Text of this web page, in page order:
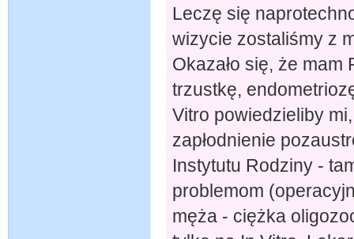
Leczę się
wizycie zostaliśmy z
Okazało się, że
trzustkę,
Vitro powiedzieliby
zapłodnienie
Instytutu Rodziny -
problemom
męża - ciężka